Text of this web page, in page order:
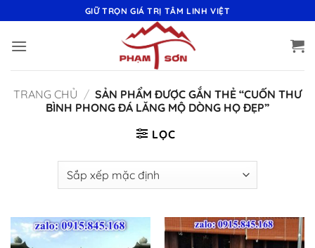
qua
nội
GIỮ TRỌN GIÁ TRỊ TÂM LINH VIỆT
TRANG CHỦ / SẢN PHẨM ĐƯỢC GẮN THẺ “CUỐN THƯ
BÌNH PHONG ĐÁ LĂNG MỘ DÒNG HỌ ĐẸP”
LỌC